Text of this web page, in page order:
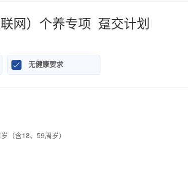
网）个养专项 趸交计划
 无健康要求
（含18、59周岁）